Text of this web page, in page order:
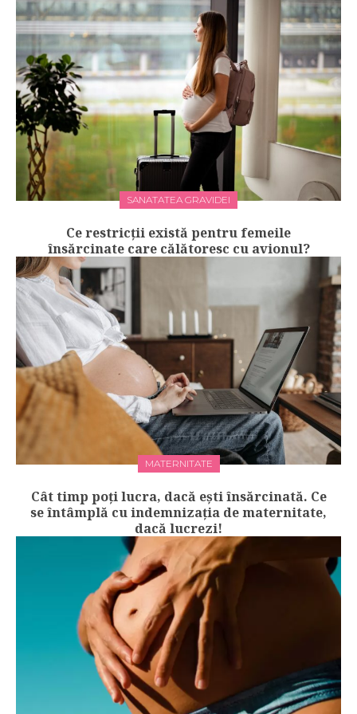
SANATATEA GRAVIDEI
Ce restricții există pentru femeile
însărcinate care călătoresc cu avionul?
MATERNITATE
Cât timp poți lucra, dacă ești însărcinată. Ce
se întâmplă cu indemnizația de maternitate,
dacă lucrezi!